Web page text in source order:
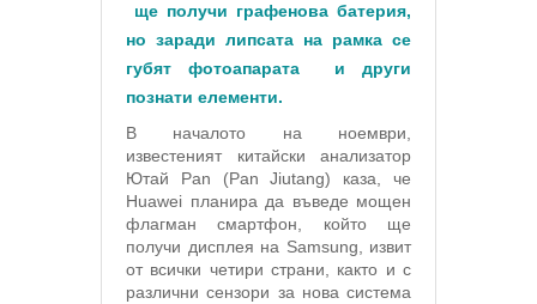
ще получи графенова батерия,
но заради липсата на рамка се
губят фотоапарата и други
познати елементи.
В началото на ноември,
известеният китайски анализатор
Ютай Pan (Pan Jiutang) каза, че
Huawei планира да въведе мощен
флагман смартфон, който ще
получи дисплея на Samsung, извит
от всички четири страни, както и с
различни сензори за нова система